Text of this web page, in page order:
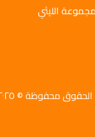
الليثي
محفوظة © ٢٠٢٥ الليثي أوتو جروب.